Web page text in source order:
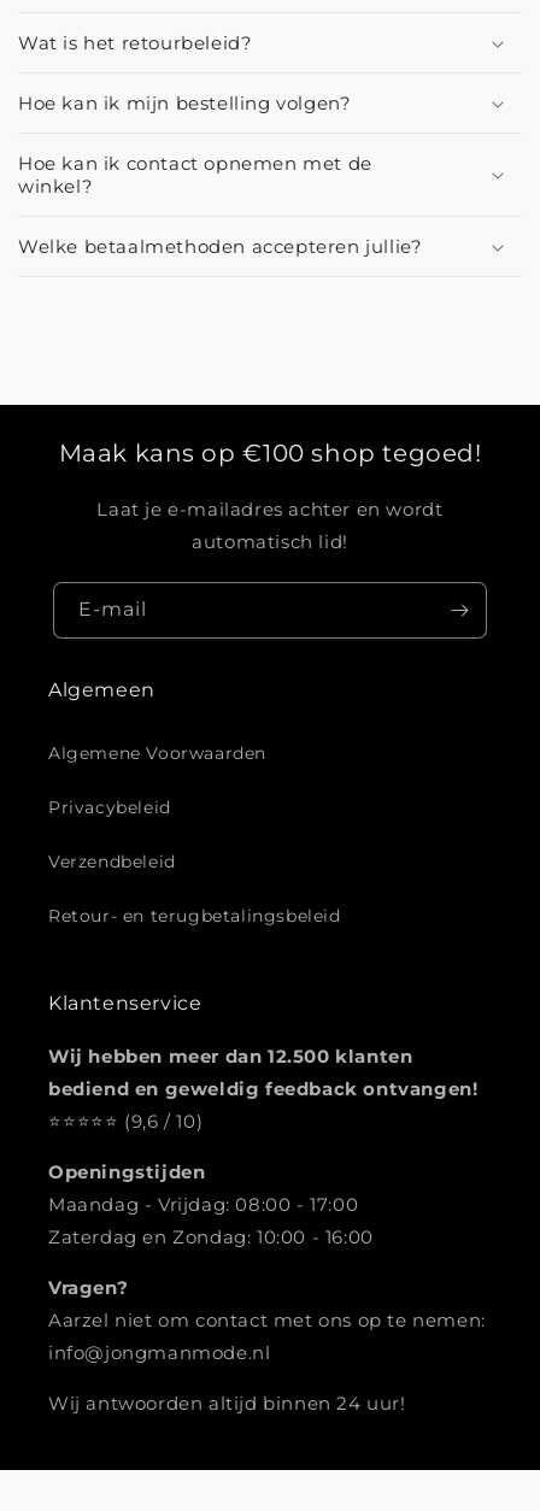
Wat is het retourbeleid?
Hoe kan ik mijn bestelling volgen?
Hoe kan ik contact opnemen met de
winkel?
Welke betaalmethoden accepteren jullie?
Maak kans op €100 shop tegoed!
Laat je e-mailadres achter en wordt
automatisch lid!
E‑mail
Algemeen
Algemene Voorwaarden
Privacybeleid
Verzendbeleid
Retour- en terugbetalingsbeleid
Klantenservice
Wij hebben meer dan 12.500 klanten
bediend en geweldig feedback ontvangen!
⭐️️️️️️️️️️️️️️️⭐️⭐️⭐️⭐️ (9,6 / 10)
Openingstijden
Maandag - Vrijdag: 08:00 - 17:00
Zaterdag en Zondag: 10:00 - 16:00
Vragen?
Aarzel niet om contact met ons op te nemen:
info@jongmanmode.nl
Wij antwoorden altijd binnen 24 uur!